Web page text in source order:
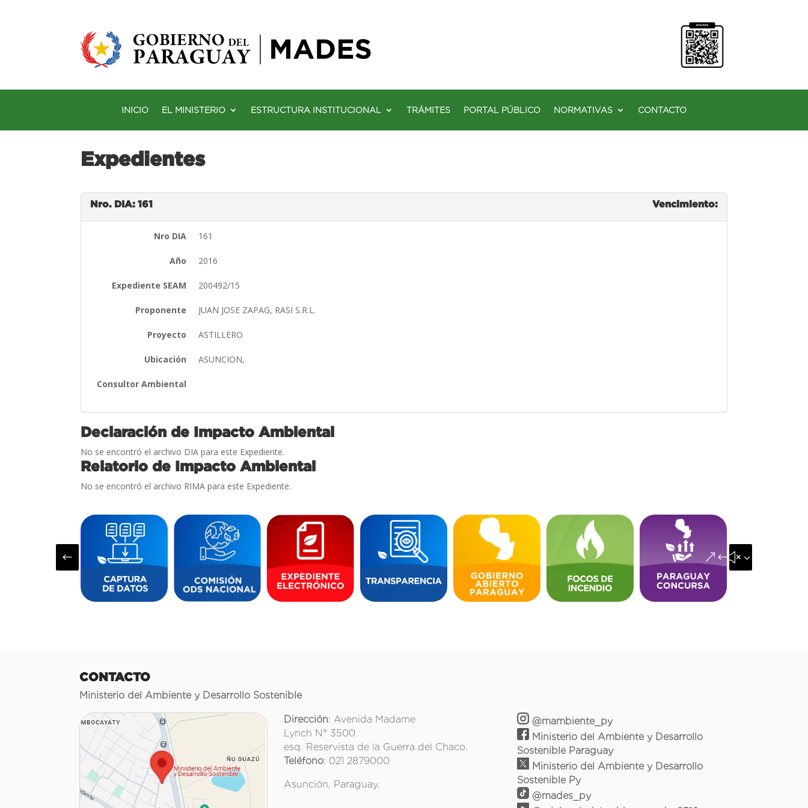
INICIO EL MINISTERIO ESTRUCTURA INSTITUCIONAL TRÁMITES PORTAL PÚBLICO NORMATIVAS CONTACTO
Expedientes
Nro. DIA: 161 Vencimiento:
Nro DIA 161
Año 2016
Expediente SEAM 200492/15
Proponente JUAN JOSE ZAPAG, RASI S.R.L.
Proyecto ASTILLERO
Ubicación ASUNCION,
Consultor Ambiental
Declaración de Impacto Ambiental
No se encontró el archivo DIA para este Expediente.
Relatorio de Impacto Ambiental
No se encontró el archivo RIMA para este Expediente.
# &#x35;
CONTACTO
Ministerio del Ambiente y Desarrollo Sostenible
Dirección: Avenida Madame
Lynch N° 3500.
esq. Reservista de la Guerra del Chaco.
Teléfono: 021 2879000
Asunción, Paraguay.
@mambiente_py
Ministerio del Ambiente y Desarrollo
Sostenible Paraguay
Ministerio del Ambiente y Desarrollo
Sostenible Py
@mades_py